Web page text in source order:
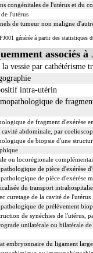
congénitales de l'utérus et du
l'utérus
de tumeur non maligne
générée à partir des statistiques
associés à
vessie par cathétérisme
intra-utérin
de
de fragment d'exérèse
abdominale, par
de biopsie d'une
ou locorégionale
de pièce d'exérèse
de pièce d'exérèse
du transport
curetage de la cavité de l'utérus
de prélèvement
de synéchies de l'utérus,
unilatérale ou bilatérale
embryonnaire du ligament